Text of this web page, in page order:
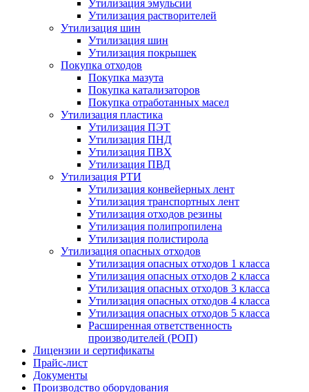
Утилизация эмульсии
Утилизация растворителей
Утилизация шин
Утилизация шин
Утилизация покрышек
Покупка отходов
Покупка мазута
Покупка катализаторов
Покупка отработанных масел
Утилизация пластика
Утилизация ПЭТ
Утилизация ПНД
Утилизация ПВХ
Утилизация ПВД
Утилизация РТИ
Утилизация конвейерных лент
Утилизация транспортных лент
Утилизация отходов резины
Утилизация полипропилена
Утилизация полистирола
Утилизация опасных отходов
Утилизация опасных отходов 1 класса
Утилизация опасных отходов 2 класса
Утилизация опасных отходов 3 класса
Утилизация опасных отходов 4 класса
Утилизация опасных отходов 5 класса
Расширенная ответственность
производителей (РОП)
Лицензии и сертификаты
Прайс-лист
Документы
Производство оборудования